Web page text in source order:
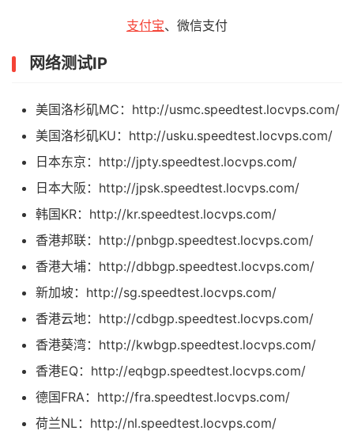
支付宝、微信支付
网络测试IP
美国洛杉矶MC：http://usmc.speedtest.locvps.com/
美国洛杉矶KU：http://usku.speedtest.locvps.com/
日本东京：http://jpty.speedtest.locvps.com/
日本大阪：http://jpsk.speedtest.locvps.com/
韩国KR：http://kr.speedtest.locvps.com/
香港邦联：http://pnbgp.speedtest.locvps.com/
香港大埔：http://dbbgp.speedtest.locvps.com/
新加坡：http://sg.speedtest.locvps.com/
香港云地：http://cdbgp.speedtest.locvps.com/
香港葵湾：http://kwbgp.speedtest.locvps.com/
香港EQ：http://eqbgp.speedtest.locvps.com/
德国FRA：http://fra.speedtest.locvps.com/
荷兰NL：http://nl.speedtest.locvps.com/